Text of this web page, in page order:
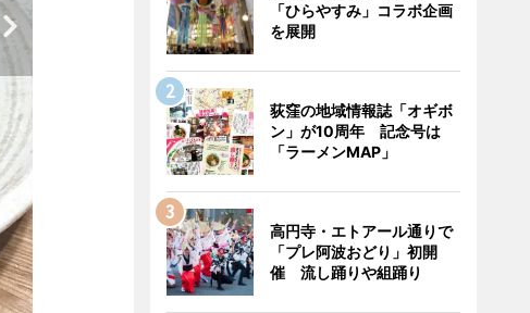
「ひらやすみ」コラボ企画
を展開
荻窪の地域情報誌「オギボ
ン」が10周年 記念号は
「ラーメンMAP」
高円寺・エトアール通りで
「プレ阿波おどり」初開
催 流し踊りや組踊り